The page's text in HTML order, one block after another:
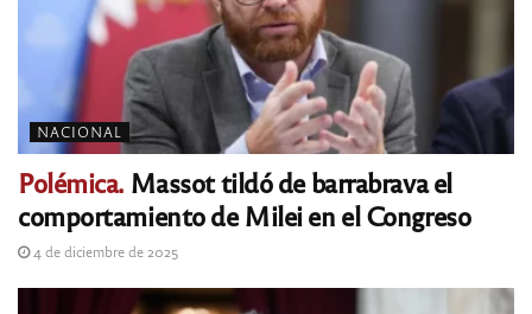
NACIONAL
Polémica. Massot tildó de barrabrava el
comportamiento de Milei en el Congreso
4 de diciembre de 2025